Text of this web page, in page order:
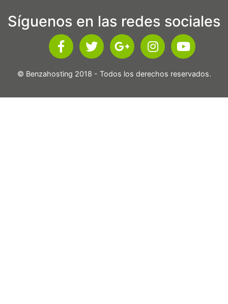
Síguenos en las redes sociales
© Benzahosting 2018 - Todos los derechos reservados.